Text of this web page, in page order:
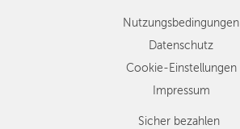
Nutzungsbedingungen
Datenschutz
Cookie-Einstellungen
Impressum
Sicher bezahlen